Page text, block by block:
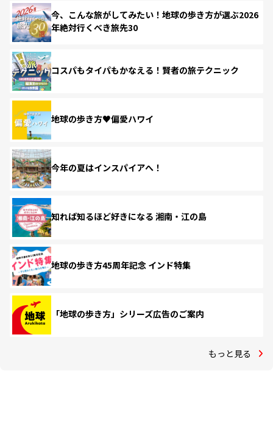
今、こんな旅がしてみたい！地球の歩き方が選ぶ2026
年絶対行くべき旅先30
コスパもタイパもかなえる！賢者の旅テクニック
地球の歩き方♥偏愛ハワイ
今年の夏はインスパイアへ！
知れば知るほど好きになる 湘南・江の島
地球の歩き方45周年記念 インド特集
「地球の歩き方」シリーズ広告のご案内
もっと見る